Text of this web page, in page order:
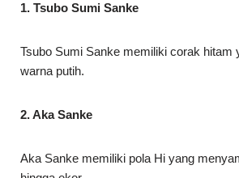
1. Tsubo Sumi Sanke
Tsubo Sumi Sanke memiliki corak hitam
warna putih.
2. Aka Sanke
Aka Sanke memiliki pola Hi yang